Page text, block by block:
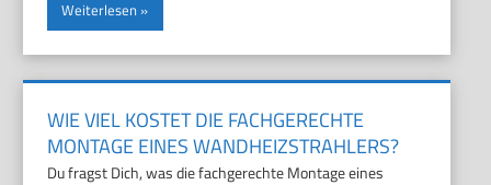
Weiterlesen
WIE VIEL KOSTET DIE FACHGERECHTE
MONTAGE EINES WANDHEIZSTRAHLERS?
Du fragst Dich, was die fachgerechte Montage eines